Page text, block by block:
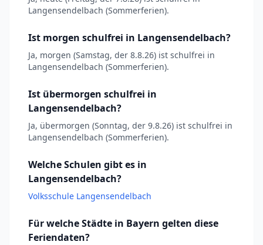
Langensendelbach (Sommerferien).
Ist morgen schulfrei in Langensendelbach?
Ja, morgen (Samstag, der 8.8.26) ist schulfrei in
Langensendelbach (Sommerferien).
Ist übermorgen schulfrei in
Langensendelbach?
Ja, übermorgen (Sonntag, der 9.8.26) ist schulfrei in
Langensendelbach (Sommerferien).
Welche Schulen gibt es in
Langensendelbach?
Volksschule Langensendelbach
Für welche Städte in Bayern gelten diese
Feriendaten?